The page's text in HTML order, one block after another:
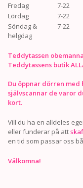
Fredag
7-22
Lördag
7-22
Söndag &
helgdag
7-22
Teddytassen
Teddytassens butik
Du öppnar dörren med
självscannar de varor
kort.
Vill du ha en alldeles
eller funderar på att
en tid som passar oss
Välkomna!